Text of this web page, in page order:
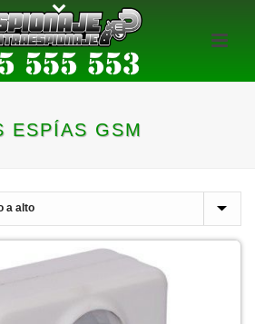
ESPÍAS GSM